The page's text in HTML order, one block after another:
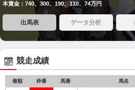
本賞金：740、300、190、110、74万円
出馬表 データ分析
競走成績
着順 枠番 馬番 馬名